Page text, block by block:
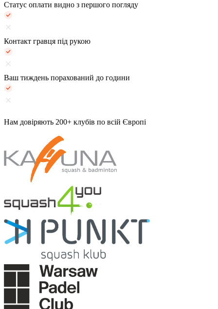
Статус оплати видно з першого погляду
Контакт гравця під рукою
Ваш тиждень порахований до години
Нам довіряють 200+ клубів по всій Європі